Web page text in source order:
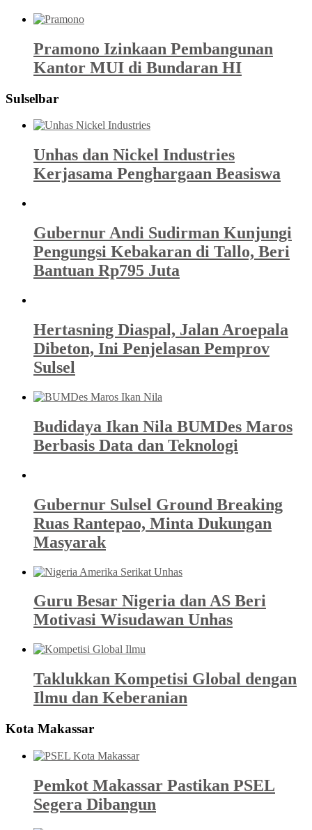
Pramono Izinkaan Pembangunan
Kantor MUI di Bundaran HI
Sulselbar
Unhas dan Nickel Industries
Kerjasama Penghargaan Beasiswa
Gubernur Andi Sudirman Kunjungi
Pengungsi Kebakaran di Tallo, Beri
Bantuan Rp795 Juta
Hertasning Diaspal, Jalan Aroepala
Dibeton, Ini Penjelasan Pemprov
Sulsel
Budidaya Ikan Nila BUMDes Maros
Berbasis Data dan Teknologi
Gubernur Sulsel Ground Breaking
Ruas Rantepao, Minta Dukungan
Masyarak
Guru Besar Nigeria dan AS Beri
Motivasi Wisudawan Unhas
Taklukkan Kompetisi Global dengan
Ilmu dan Keberanian
Kota Makassar
Pemkot Makassar Pastikan PSEL
Segera Dibangun